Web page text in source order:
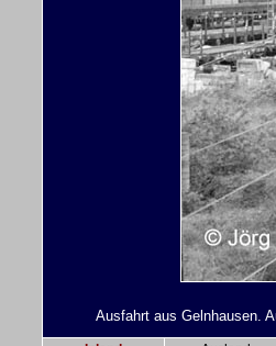
Ausfahrt aus Gelnhausen.